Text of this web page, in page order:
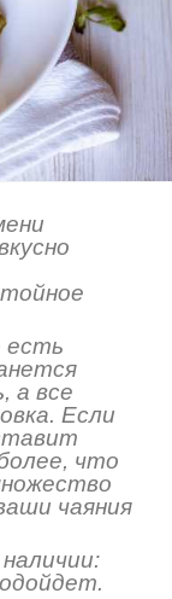
есть
а все
Если
что
чаяния